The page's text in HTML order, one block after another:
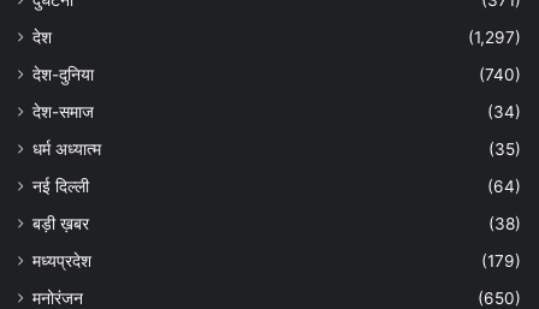
देश
(1,297)
देश-दुनिया
(740)
देश-समाज
(34)
धर्म अध्यात्म
(35)
नई दिल्ली
(64)
बड़ी ख़बर
(38)
मध्यप्रदेश
(179)
मनोरंजन
(650)